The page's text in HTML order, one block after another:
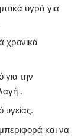
υγρά για
χρονικά
για την
.
υγείας.
και να